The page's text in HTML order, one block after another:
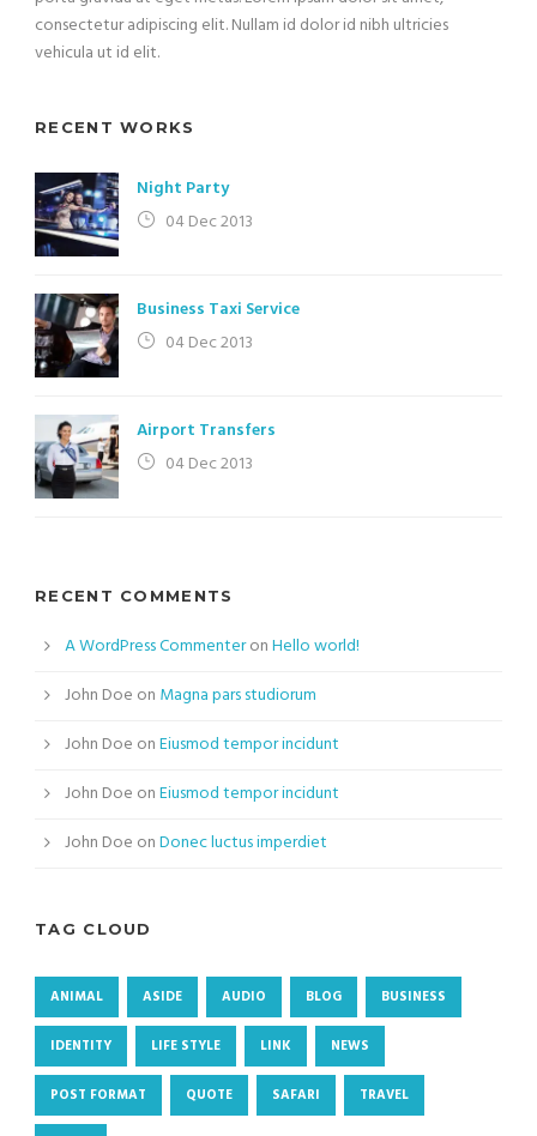
consectetur adipiscing elit. Nullam id dolor id nibh ultricies
vehicula ut id elit.
RECENT WORKS
Night Party
04 Dec 2013
Business Taxi Service
04 Dec 2013
Airport Transfers
04 Dec 2013
RECENT COMMENTS
A WordPress CommenteronHello world!
John Doe on Magna pars studiorum
John Doe onEiusmod tempor incidunt
John Doe onEiusmod tempor incidunt
John Doe onDonec luctus imperdiet
TAG CLOUD
ANIMAL ASIDE AUDIO BLOG BUSINESS
IDENTITY LIFE STYLE LINK NEWS
POST FORMAT QUOTE SAFARI TRAVEL